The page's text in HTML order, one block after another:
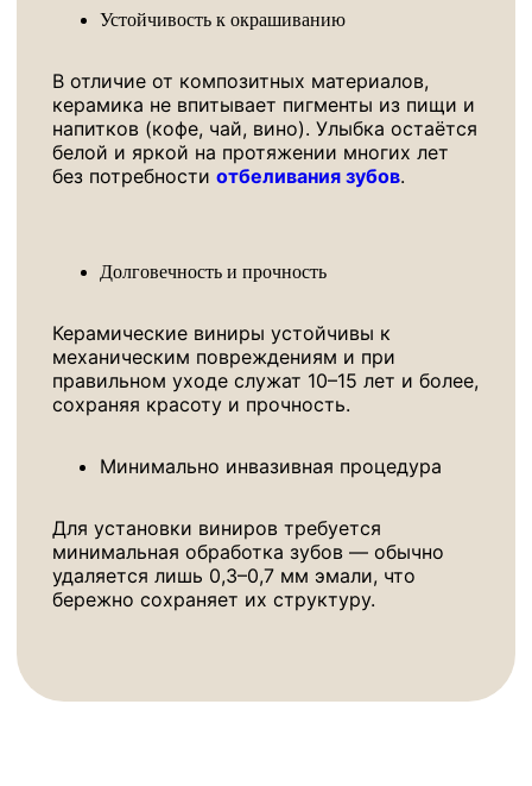
Устойчивость к окрашиванию
В отличие от композитных материалов,
керамика не впитывает пигменты из пищи и
напитков (кофе, чай, вино). Улыбка остаётся
белой и яркой на протяжении многих лет
без потребности отбеливания зубов.
Долговечность и прочность
Керамические виниры устойчивы к
механическим повреждениям и при
правильном уходе служат 10–15 лет и более,
сохраняя красоту и прочность.
Минимально инвазивная процедура
Для установки виниров требуется
минимальная обработка зубов — обычно
удаляется лишь 0,3–0,7 мм эмали, что
бережно сохраняет их структуру.